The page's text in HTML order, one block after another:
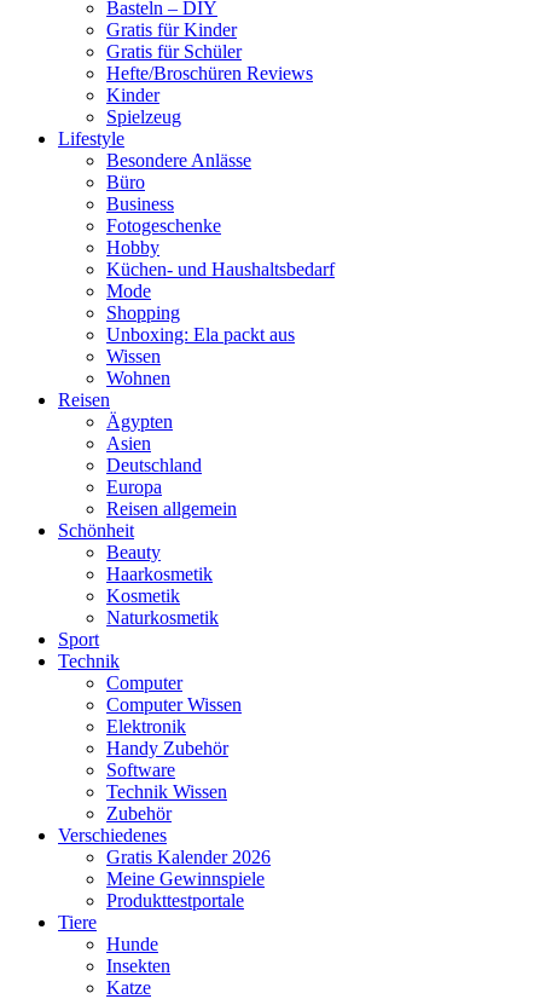
Basteln – DIY
Gratis für Kinder
Gratis für Schüler
Hefte/Broschüren Reviews
Kinder
Spielzeug
Lifestyle
Besondere Anlässe
Büro
Business
Fotogeschenke
Hobby
Küchen- und Haushaltsbedarf
Mode
Shopping
Unboxing: Ela packt aus
Wissen
Wohnen
Reisen
Ägypten
Asien
Deutschland
Europa
Reisen allgemein
Schönheit
Beauty
Haarkosmetik
Kosmetik
Naturkosmetik
Sport
Technik
Computer
Computer Wissen
Elektronik
Handy Zubehör
Software
Technik Wissen
Zubehör
Verschiedenes
Gratis Kalender 2026
Meine Gewinnspiele
Produkttestportale
Tiere
Hunde
Insekten
Katze